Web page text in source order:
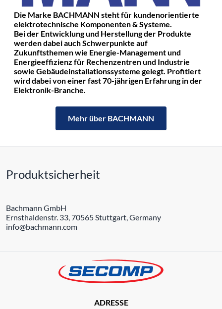
Die Marke BACHMANN steht für kundenorientierte
elektrotechnische Komponenten & Systeme.
Bei der Entwicklung und Herstellung der Produkte
werden dabei auch Schwerpunkte auf
Zukunftsthemen wie Energie-Management und
Energieeffizienz für Rechenzentren und Industrie
sowie Gebäudeinstallationssysteme gelegt. Profitiert
wird dabei von einer fast 70-jährigen Erfahrung in der
Elektronik-Branche.
Mehr über BACHMANN
Produktsicherheit
Bachmann GmbH
Ernsthaldenstr. 33, 70565 Stuttgart, Germany
info@bachmann.com
ADRESSE